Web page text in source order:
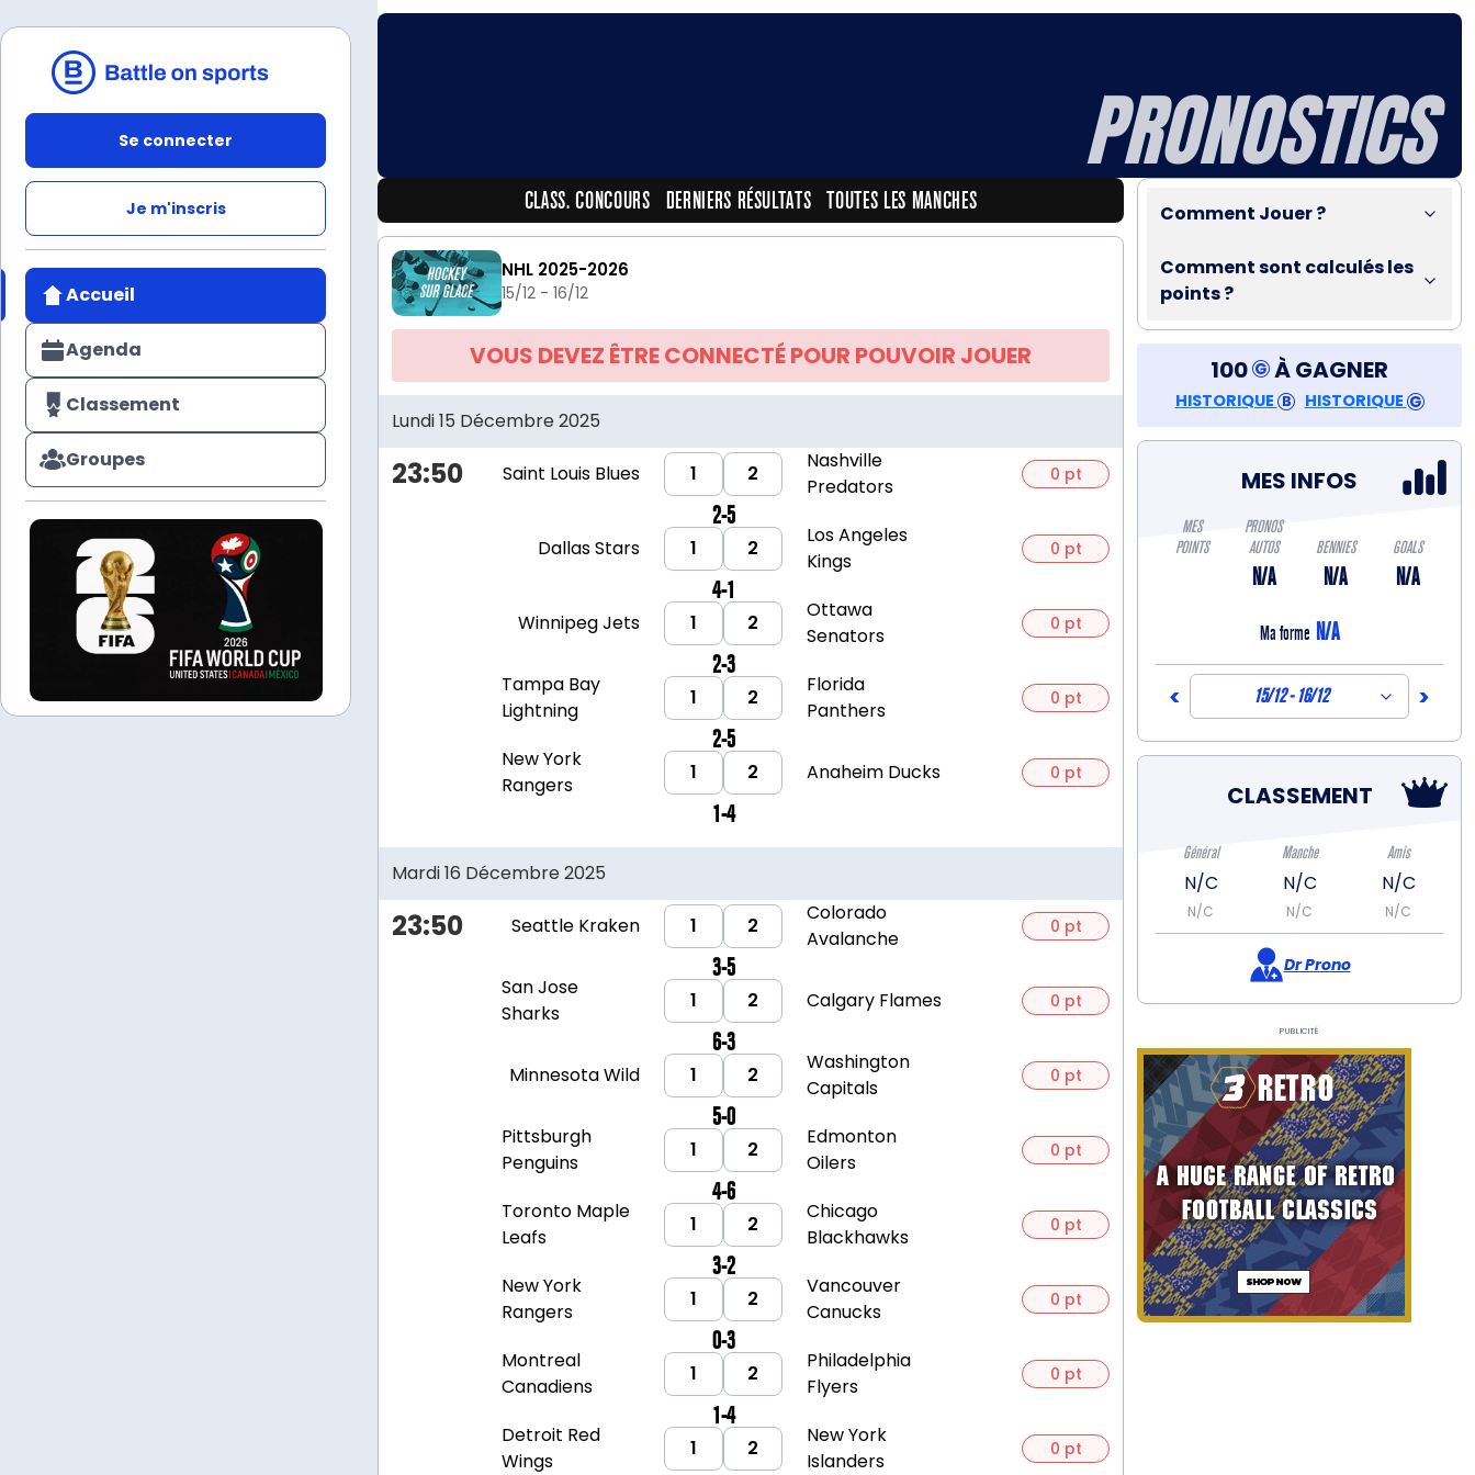
Se connecter
Je m'inscris
Accueil
Agenda
Classement
Groupes
PRONOSTICS
CLASS. CONCOURS DERNIERS RÉSULTATS TOUTES LES MANCHES
NHL 2025-2026
15/12 - 16/12
VOUS DEVEZ ÊTRE CONNECTÉ POUR POUVOIR JOUER
Lundi 15 Décembre 2025
23:50 Saint Louis Blues 1 2
Nashville
Predators
2-5
0 pt
Dallas Stars 1 2
Los Angeles
Kings
4-1
0 pt
Winnipeg Jets 1 2
Ottawa
Senators
2-3
0 pt
Tampa Bay
Lightning
1 2
Florida
Panthers
2-5
0 pt
New York
Rangers
1 2 Anaheim Ducks
1-4
0 pt
Mardi 16 Décembre 2025
23:50 Seattle Kraken 1 2
Colorado
Avalanche
3-5
0 pt
San Jose
Sharks
1 2 Calgary Flames
6-3
0 pt
Minnesota Wild 1 2
Washington
Capitals
5-0
0 pt
Pittsburgh
Penguins
1 2
Edmonton
Oilers
4-6
0 pt
Toronto Maple
Leafs
1 2
Chicago
Blackhawks
3-2
0 pt
New York
Rangers
1 2
Vancouver
Canucks
0-3
0 pt
Montreal
Canadiens
1 2
Philadelphia
Flyers
1-4
0 pt
Detroit Red
Wings
1 2
New York
Islanders
0 pt
Comment Jouer ?
Comment sont calculés les
points ?
100 À GAGNER
HISTORIQUE HISTORIQUE
MES INFOS
MES
POINTS
PRONOS
AUTOS
N/A
BENNIES
N/A
GOALS
N/A
Ma forme N/A
< 15/12 - 16/12 >
CLASSEMENT
Général
N/C
N/C
Manche
N/C
N/C
Amis
N/C
N/C
Dr Prono
Publicité